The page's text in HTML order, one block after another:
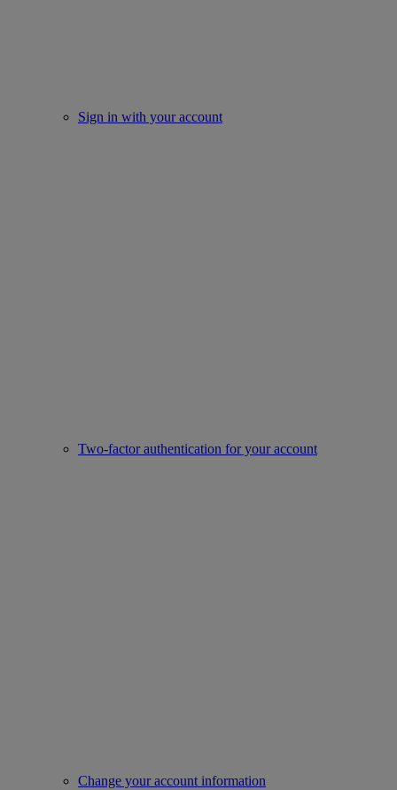
Sign in with your account
Two-factor authentication for your account
Change your account information